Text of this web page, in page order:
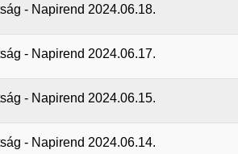
- Napirend 2024.06.18.
- Napirend 2024.06.17.
- Napirend 2024.06.15.
- Napirend 2024.06.14.